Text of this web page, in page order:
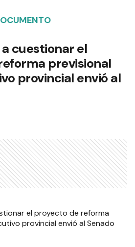
cuestionar el
previsional
provincial envió al